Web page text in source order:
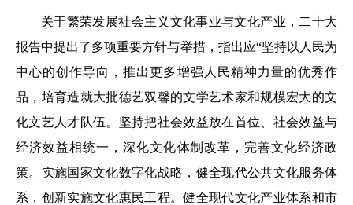
关于繁荣发展社会主义文化事业与文化产业，二十大
报告中提出了多项重要方针与举措，指出应“坚持以人民为
中心的创作导向，推出更多增强人民精神力量的优秀作
品，培育造就大批德艺双馨的文学艺术家和规模宏大的文
化文艺人才队伍。坚持把社会效益放在首位、社会效益与
经济效益相统一，深化文化体制改革，完善文化经济政
策。实施国家文化数字化战略，健全现代公共文化服务体
系，创新实施文化惠民工程。健全现代文化产业体系和市